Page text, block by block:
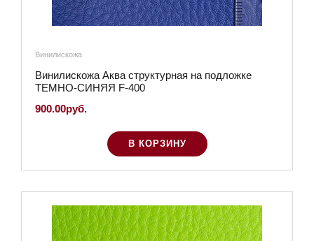
Винилискожа
Винилискожа Аква структурная на подложке
ТЕМНО-СИНЯЯ F-400
900.00руб.
В КОРЗИНУ